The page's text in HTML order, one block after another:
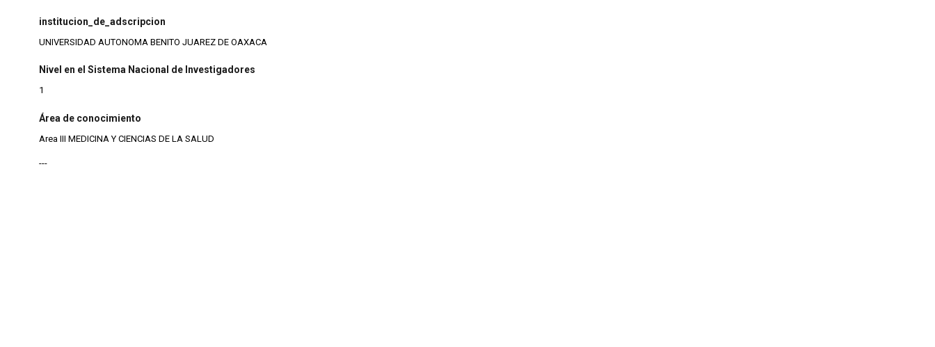
institucion_de_adscripcion
UNIVERSIDAD AUTONOMA BENITO JUAREZ DE OAXACA
Nivel en el Sistema Nacional de Investigadores
1
Área de conocimiento
Area III MEDICINA Y CIENCIAS DE LA SALUD
---